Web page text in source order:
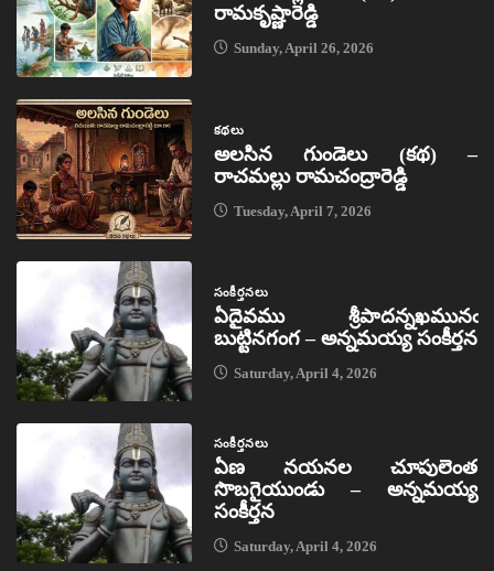
రామకృష్ణారెడ్డి
Sunday, April 26, 2026
కథలు
అలసిన గుండెలు (కథ) –
రాచమల్లు రామచంద్రారెడ్డి
Tuesday, April 7, 2026
సంకీర్తనలు
ఏదైవము శ్రీపాదన్నఖమునఁ
బుట్టినగంగ – అన్నమయ్య సంకీర్తన
Saturday, April 4, 2026
సంకీర్తనలు
ఏణ నయనల చూపులెంత
సొబగైయుండు – అన్నమయ్య
సంకీర్తన
Saturday, April 4, 2026